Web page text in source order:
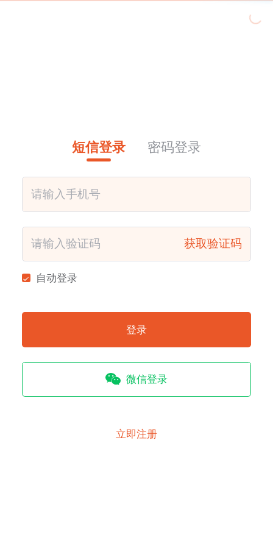
短信登录 密码登录
获取验证码
自动登录
登录
微信登录
立即注册